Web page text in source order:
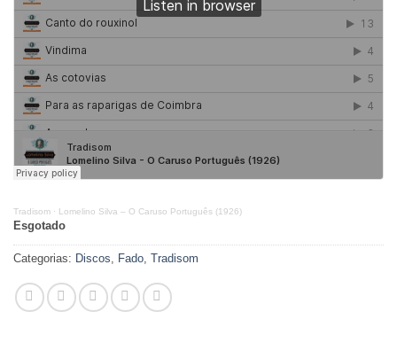
Tradisom · Lomelino Silva – O Caruso Português (1926)
Esgotado
Categorias: Discos Fado Tradisom